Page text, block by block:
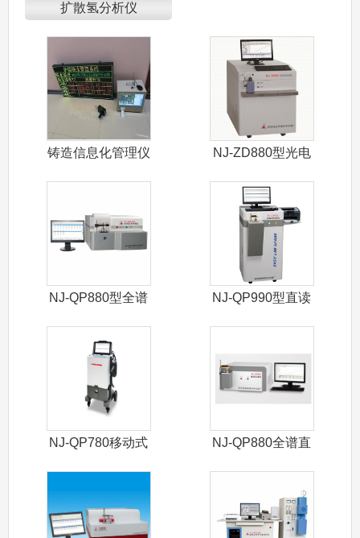
扩散氢分析仪
铸造信息化管理仪
NJ-ZD880型光电
NJ-QP880型全谱
NJ-QP990型直读
NJ-QP780移动式
NJ-QP880全谱直